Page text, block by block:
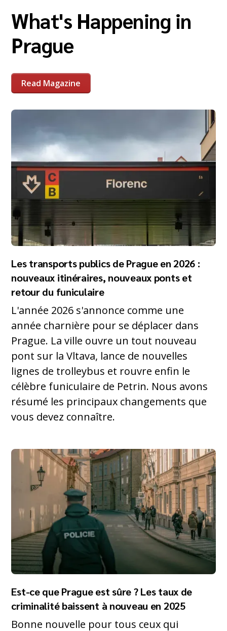
What's Happening in
Prague
Read Magazine
Les transports publics de Prague en 2026 :
nouveaux itinéraires, nouveaux ponts et
retour du funiculaire
L'année 2026 s'annonce comme une
année charnière pour se déplacer dans
Prague. La ville ouvre un tout nouveau
pont sur la Vltava, lance de nouvelles
lignes de trolleybus et rouvre enfin le
célèbre funiculaire de Petrin. Nous avons
résumé les principaux changements que
vous devez connaître.
Est-ce que Prague est sûre ? Les taux de
criminalité baissent à nouveau en 2025
Bonne nouvelle pour tous ceux qui